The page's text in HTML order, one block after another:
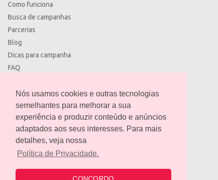
Nós usamos cookies e outras tecnologias
semelhantes para melhorar a sua
experiência e produzir conteúdo e anúncios
adaptados aos seus interesses. Para mais
detalhes, veja nossa
Política de Privacidade.
Como funciona
Busca de campanhas
Parcerias
Blog
Dicas para campanha
FAQ
Política de privacidade
contato@benfeitoria.com